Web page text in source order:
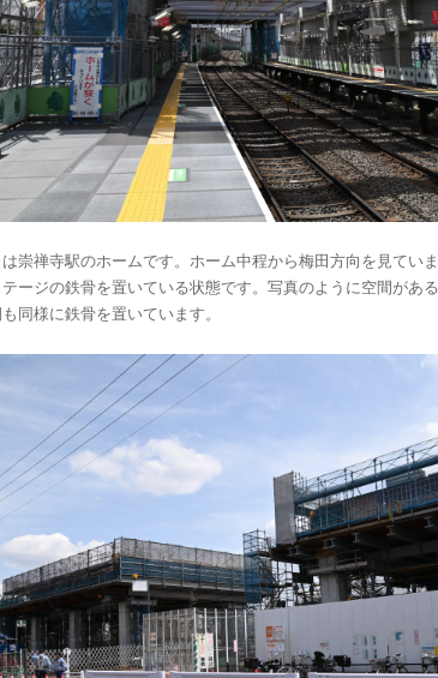
崇禅寺駅のホームです。ホーム中程から梅田方向を見ていま
ージの鉄骨を置いている状態です。写真のように空間があ
同様に鉄骨を置いています。